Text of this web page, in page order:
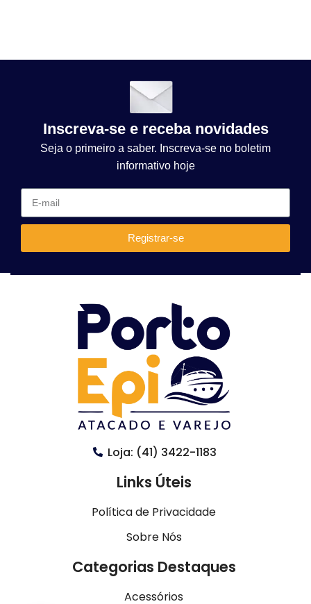
Inscreva-se e receba novidades
Seja o primeiro a saber. Inscreva-se no boletim
informativo hoje
Registrar-se
Loja: (41) 3422-1183
Links Úteis
Política de Privacidade
Sobre Nós
Categorias Destaques
Acessórios